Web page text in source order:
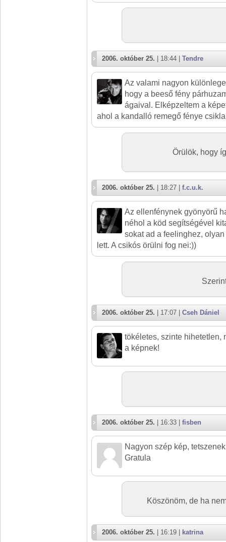
2006. október 25. | 18:44 | Tendre
Az valami nagyon
hogy a beeső fény
ágaival. Elképzeltem a
ahol a kandalló remegő fénye
Örülök, hogy
2006. október 25. | 18:27 | f.c.u.k.
Az ellenfénynek gyönyörű
néhol a köd segítségével
sokat ad a feelinghez,
lett. A csikós örülni fog nei:))
2006. október 25. | 17:07 | Cseh Dániel
tökéletes, szinte hihetetlen,
a képnek!
2006. október 25. | 16:33 | fisben
Nagyon szép kép,
Gratula
Köszönöm, de ha
2006. október 25. | 16:19 | katrina